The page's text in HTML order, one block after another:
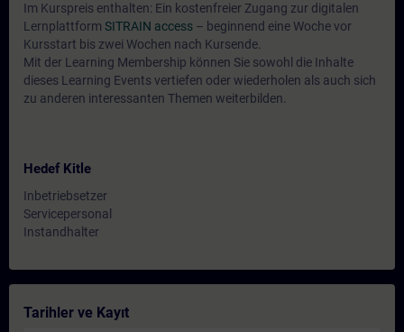
Im Kurspreis enthalten: Ein kostenfreier Zugang zur digitalen
Lernplattform SITRAIN access – beginnend eine Woche vor
Kursstart bis zwei Wochen nach Kursende.
Mit der Learning Membership können Sie sowohl die Inhalte
dieses Learning Events vertiefen oder wiederholen als auch sich
zu anderen interessanten Themen weiterbilden.
Hedef Kitle
Inbetriebsetzer
Servicepersonal
Instandhalter
Tarihler ve Kayıt